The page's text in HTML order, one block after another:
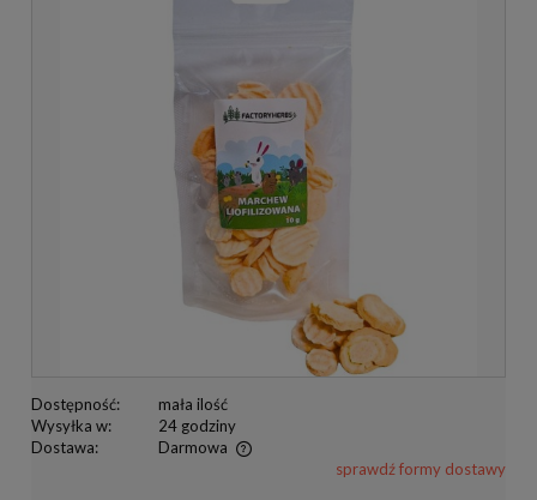
Dostępność:
mała ilość
Wysyłka w:
24 godziny
Dostawa:
Darmowa
Cena nie zawiera ewentualnych kosztów płatnościsprawdź formy dostawy